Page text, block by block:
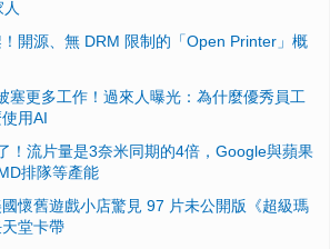
開源、無 DRM 限制的「Open Printer」概
塞更多工作！過來人曝光：為什麼優秀員工
用AI
！流片量是3奈米同期的4倍，Google與蘋果
排隊等產能
懷舊遊戲小店驚見 97 片未公開版《超級瑪
堂卡帶